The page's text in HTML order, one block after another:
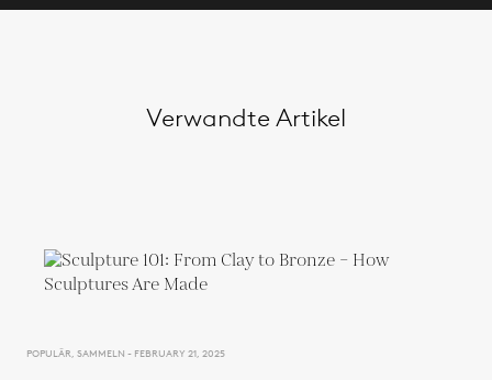
Verwandte Artikel
POPULÄR, SAMMELN - FEBRUARY 21, 2025